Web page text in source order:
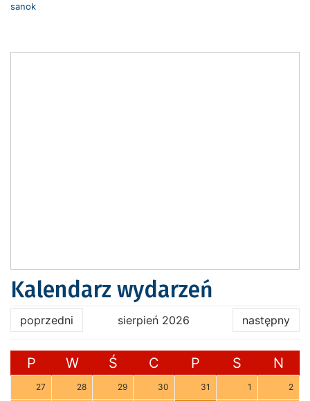
sanok
Kalendarz wydarzeń
poprzedni sierpień 2026 następny
P W Ś C P S N
27 28 29 30 31 1 2